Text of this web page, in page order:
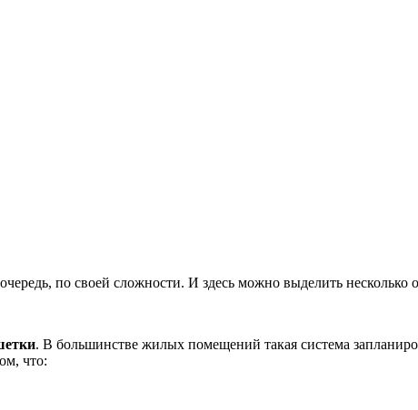
по своей сложности. И здесь можно выделить несколько
. В большинстве жилых помещений такая система
что: